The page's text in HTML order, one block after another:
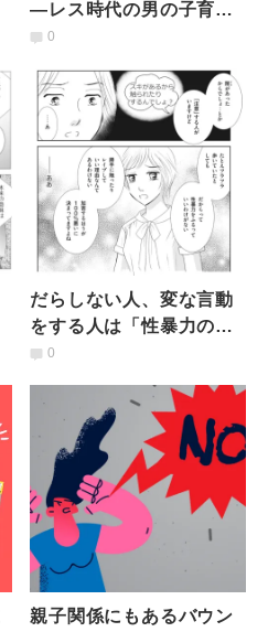
―レス時代の男の子育児
論】親が持つ「無意識の
る意味
0
だらしない人、変な言動
をする人は「性暴力の被
害者らしくない？」性被
を問う
0
親子関係にもあるバウン